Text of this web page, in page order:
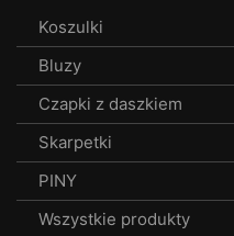
Koszulki
Bluzy
Czapki z daszkiem
Skarpetki
PINY
Wszystkie produkty